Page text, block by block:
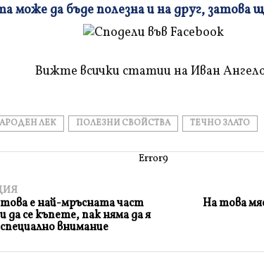
може да бъде полезна и на друг, затова
Вижте всички статии на Иван
ЛЕК ПОЛЕЗНИ СВОЙСТВА ТЕЧНО ЗЛАТО
Error9
е най-мръсната част
се къпете, пак няма да я
внимание
На това